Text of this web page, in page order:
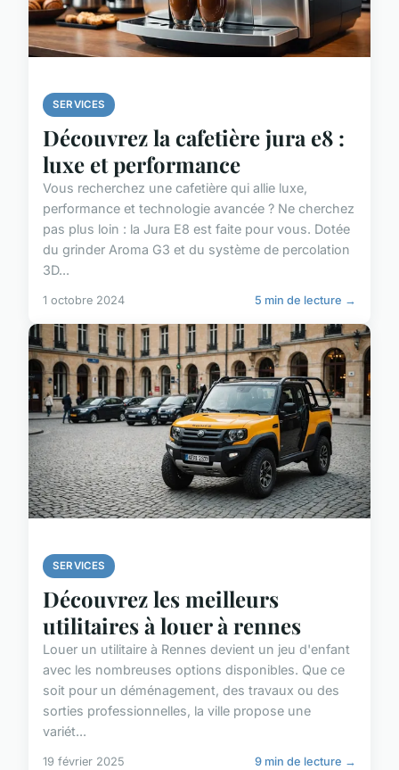
SERVICES
Découvrez la cafetière jura e8 :
luxe et performance
Vous recherchez une cafetière qui allie luxe,
performance et technologie avancée ? Ne cherchez
pas plus loin : la Jura E8 est faite pour vous. Dotée
du grinder Aroma G3 et du système de percolation
3D...
1 octobre 2024 5 min de lecture →
SERVICES
Découvrez les meilleurs
utilitaires à louer à rennes
Louer un utilitaire à Rennes devient un jeu d'enfant
avec les nombreuses options disponibles. Que ce
soit pour un déménagement, des travaux ou des
sorties professionnelles, la ville propose une
variét...
19 février 2025 9 min de lecture →